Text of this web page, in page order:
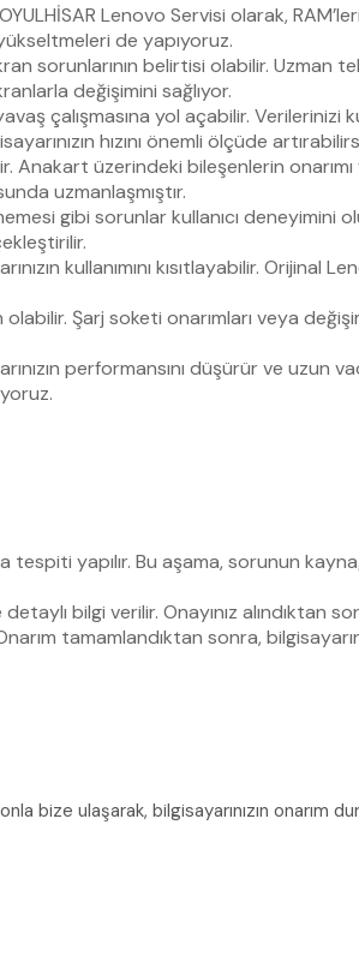
Lenovo Servisi olarak,
de yapıyoruz.
sorunlarının belirtisi olabilir. Uzman
değişimini sağlıyor.
çalışmasına yol açabilir. Verilerinizi
hızını önemli ölçüde
Anakart üzerindeki bileşenlerin
uzmanlaşmıştır.
gibi sorunlar kullanıcı deneyimini
kullanımını kısıtlayabilir. Orijinal
Şarj soketi onarımları veya
performansını düşürür ve uzun
tespiti yapılır. Bu aşama, sorunun
bilgi verilir. Onayınız alındıktan
tamamlandıktan sonra,
bize ulaşarak, bilgisayarınızın onarım